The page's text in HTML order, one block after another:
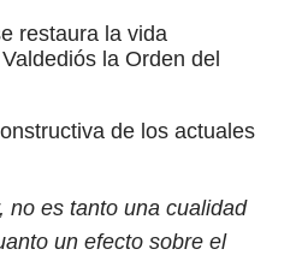
restaura la vida
la Orden del
de los actuales
no es tanto una cualidad
un efecto sobre el